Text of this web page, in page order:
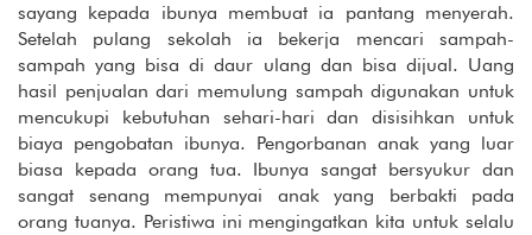
sayang kepada ibunya membuat ia pantang menyerah.
Setelah pulang sekolah ia bekerja mencari sampah-
sampah yang bisa di daur ulang dan bisa dijual. Uang
hasil penjualan dari memulung sampah digunakan untuk
mencukupi kebutuhan sehari-hari dan disisihkan untuk
biaya pengobatan ibunya. Pengorbanan anak yang luar
biasa kepada orang tua. Ibunya sangat bersyukur dan
sangat senang mempunyai anak yang berbakti pada
orang tuanya. Peristiwa ini mengingatkan kita untuk selalu